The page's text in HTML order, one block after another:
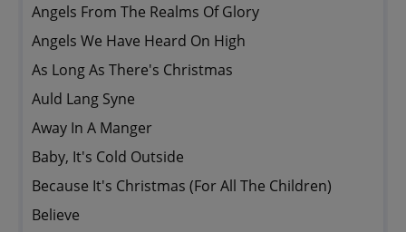
Angels From The Realms Of Glory
Angels We Have Heard On High
As Long As There's Christmas
Auld Lang Syne
Away In A Manger
Baby, It's Cold Outside
Because It's Christmas (For All The Children)
Believe